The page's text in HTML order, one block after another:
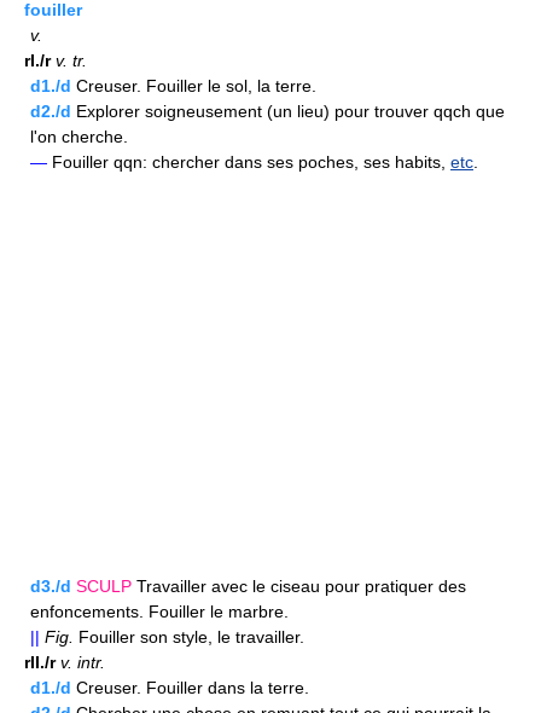
fouiller
v.
rI./r v. tr.
d1./d Creuser. Fouiller le sol, la terre.
d2./d Explorer soigneusement (un lieu) pour trouver qqch que
l'on cherche.
— Fouiller qqn: chercher dans ses poches, ses habits, etc.
d3./d SCULP Travailler avec le ciseau pour pratiquer des
enfoncements. Fouiller le marbre.
|| Fig. Fouiller son style, le travailler.
rII./r v. intr.
d1./d Creuser. Fouiller dans la terre.